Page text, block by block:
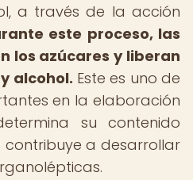
a través de la acción
este proceso, las
los azúcares y liberan
alcohol. Este es uno de
en la elaboración
su contenido
a desarrollar